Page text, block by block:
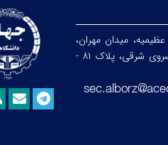
عظیمیه، میدان مهران،
خیابان ندای جنوبی، نبش خسروی شرقی، پلاک ۸۱ -